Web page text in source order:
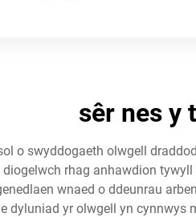
sêr nes y
o swyddogaeth olwgell
rhag anhawdion
wnaed o ddeunrau
yr olwgell yn